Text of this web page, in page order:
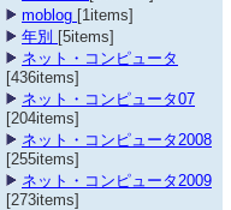
moblog [1items]
年別 [5items]
ネット・コンピュータ
[436items]
ネット・コンピュータ07
[204items]
ネット・コンピュータ2008
[255items]
ネット・コンピュータ2009
[273items]